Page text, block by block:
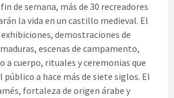
de semana, más de 30 recreadores
la vida en un castillo medieval. El
demostraciones de
escenas de campamento,
a cuerpo, rituales y ceremonias que
a hace más de siete siglos. El
fortaleza de origen árabe y